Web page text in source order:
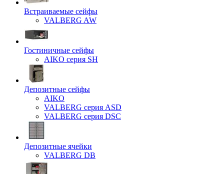
Встраиваемые сейфы
VALBERG AW
Гостиничные сейфы
AIKO серия SH
Депозитные сейфы
AIKO
VALBERG серия ASD
VALBERG серия DSC
Депозитные ячейки
VALBERG DB